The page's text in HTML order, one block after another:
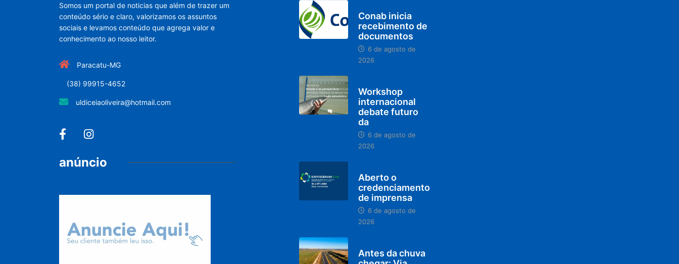
Somos um portal de noticias que além de trazer um
conteúdo sério e claro, valorizamos os assuntos
sociais e levamos conteúdo que agrega valor e
conhecimento ao nosso leitor.
Paracatu-MG
(38) 99915-4652
uldiceiaoliveira@hotmail.com
anúncio
Conab inicia
recebimento de
documentos
6 de agosto de
2026
Workshop
internacional
debate futuro
da
6 de agosto de
2026
Aberto o
credenciamento
de imprensa
6 de agosto de
2026
Antes da chuva